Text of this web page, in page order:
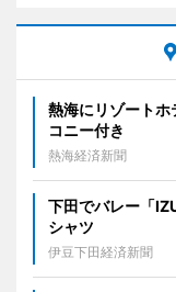
熱海にリゾート
コニー付き
熱海経済新聞
下田でバレー「
シャツ
伊豆下田経済新聞